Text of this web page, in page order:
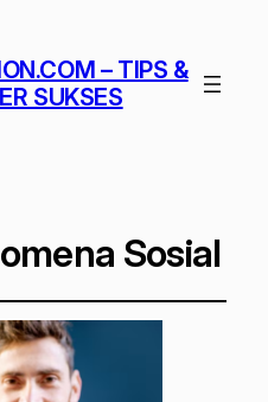
– TIPS &
SUKSES
Sosial